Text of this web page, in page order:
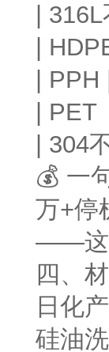
|
|
|
|
| 304
💰 一
万+停
——这
四、
日化
硅油